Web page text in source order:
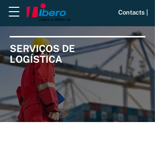
Contacts |
SERVIÇOS DE
LOGÍSTICA